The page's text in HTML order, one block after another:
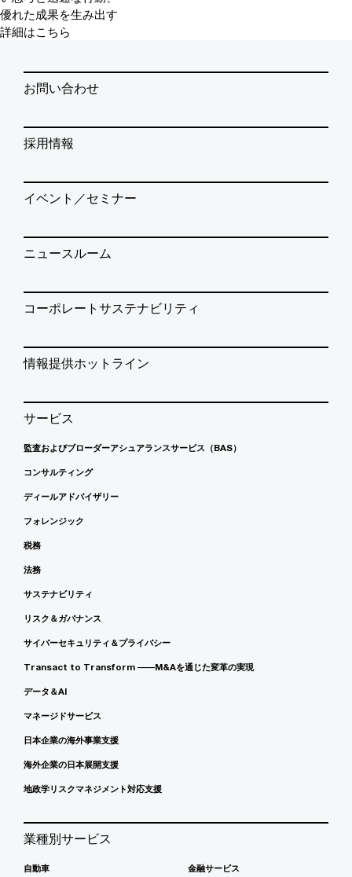
優れた成果を生み出す
詳細はこちら
お問い合わせ
採用情報
イベント／セミナー
ニュースルーム
コーポレートサステナビリティ
情報提供ホットライン
サービス
監査およびブローダーアシュアランスサービス（BAS）
コンサルティング
ディールアドバイザリー
フォレンジック
税務
法務
サステナビリティ
リスク＆ガバナンス
サイバーセキュリティ＆プライバシー
Transact to Transform ――M&Aを通じた変革の実現
データ＆AI
マネージドサービス
日本企業の海外事業支援
海外企業の日本展開支援
地政学リスクマネジメント対応支援
業種別サービス
自動車 金融サービス